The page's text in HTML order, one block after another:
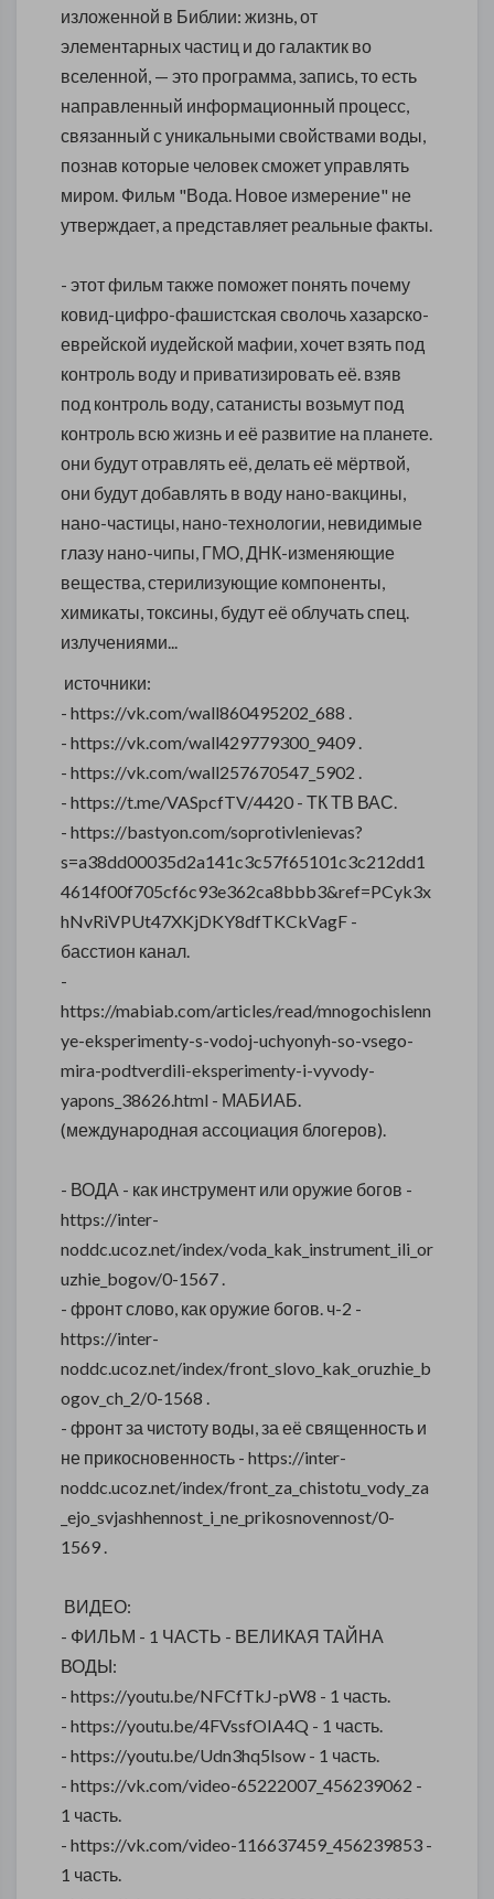
изложенной в Библии: жизнь, от
элементарных частиц и до галактик во
вселенной, — это программа, запись, то есть
направленный информационный процесс,
связанный с уникальными свойствами воды,
познав которые человек сможет управлять
миром. Фильм "Вода. Новое измерение" не
утверждает, а представляет реальные факты.
- этот фильм также поможет понять почему
ковид-цифро-фашистская сволочь хазарско-
еврейской иудейской мафии, хочет взять под
контроль воду и приватизировать её. взяв
под контроль воду, сатанисты возьмут под
контроль всю жизнь и её развитие на планете.
они будут отравлять её, делать её мёртвой,
они будут добавлять в воду нано-вакцины,
нано-частицы, нано-технологии, невидимые
глазу нано-чипы, ГМО, ДНК-изменяющие
вещества, стерилизующие компоненты,
химикаты, токсины, будут её облучать спец.
излучениями...
источники:
- https://vk.com/wall860495202_688 .
- https://vk.com/wall429779300_9409 .
- https://vk.com/wall257670547_5902 .
- https://t.me/VASpcfTV/4420 - ТК ТВ ВАС.
- https://bastyon.com/soprotivlenievas?
s=a38dd00035d2a141c3c57f65101c3c212dd1
4614f00f705cf6c93e362ca8bbb3&ref=PCyk3x
hNvRiVPUt47XKjDKY8dfTKCkVagF -
басстион канал.
-
https://mabiab.com/articles/read/mnogochislenn
ye-eksperimenty-s-vodoj-uchyonyh-so-vsego-
mira-podtverdili-eksperimenty-i-vyvody-
yapons_38626.html - МАБИАБ.
(международная ассоциация блогеров).
- ВОДА - как инструмент или оружие богов -
https://inter-
noddc.ucoz.net/index/voda_kak_instrument_ili_or
uzhie_bogov/0-1567 .
- фронт слово, как оружие богов. ч-2 -
https://inter-
noddc.ucoz.net/index/front_slovo_kak_oruzhie_b
ogov_ch_2/0-1568 .
- фронт за чистоту воды, за её священность и
не прикосновенность - https://inter-
noddc.ucoz.net/index/front_za_chistotu_vody_za
_ejo_svjashhennost_i_ne_prikosnovennost/0-
1569 .
ВИДЕО:
- ФИЛЬМ - 1 ЧАСТЬ - ВЕЛИКАЯ ТАЙНА
ВОДЫ:
- https://youtu.be/NFCfTkJ-pW8 - 1 часть.
- https://youtu.be/4FVssfOIA4Q - 1 часть.
- https://youtu.be/Udn3hq5lsow - 1 часть.
- https://vk.com/video-65222007_456239062 -
1 часть.
- https://vk.com/video-116637459_456239853 -
1 часть.